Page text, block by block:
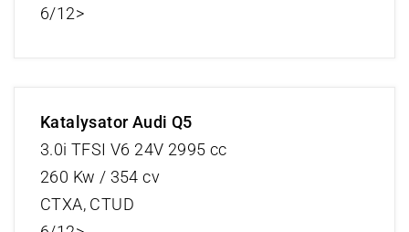
6/12>
Katalysator Audi Q5
3.0i TFSI V6 24V 2995 cc
260 Kw / 354 cv
CTXA, CTUD